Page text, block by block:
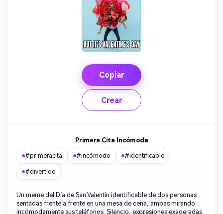
Copiar
Crear
Primera Cita Incómoda
#primeracita #incómodo #identificable
#divertido
Un meme del Día de San Valentín identificable de dos personas
sentadas frente a frente en una mesa de cena, ambas mirando
incómodamente sus teléfonos. Silencio, expresiones exageradas